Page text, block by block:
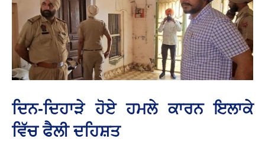
ਦਿਨ-ਦਿਹਾੜੇ ਹੋਏ ਹਮਲੇ ਕਾਰਨ ਇਲਾਕੇ
ਵਿੱਚ ਫੈਲੀ ਦਹਿਸ਼ਤ